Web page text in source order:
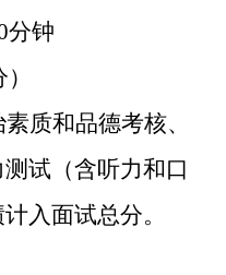
分钟
质和品德考核、
试（含听力和口
入面试总分。